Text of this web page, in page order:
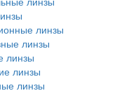
линзы
линзы
линзы
линзы
линзы